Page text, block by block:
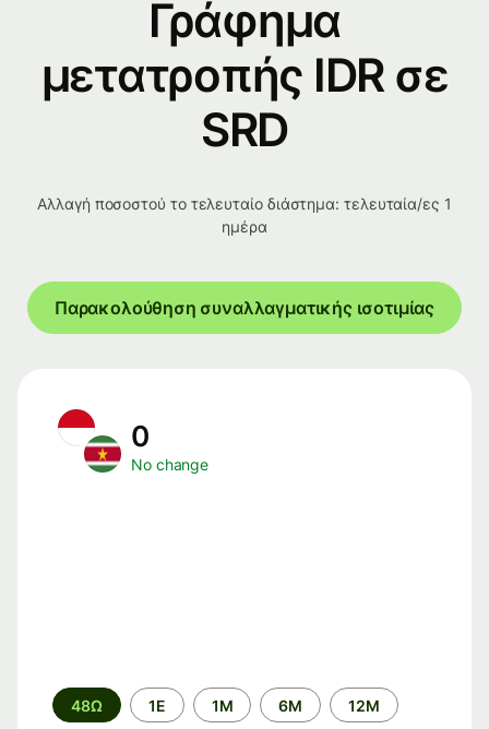
Γράφημα
μετατροπής IDR σε
SRD
Αλλαγή ποσοστού το τελευταίο διάστημα: τελευταία/ες 1
ημέρα
Παρακολούθηση συναλλαγματικής ισοτιμίας
0
No change
Time
period
48Ω 1Ε 1M 6M 12M